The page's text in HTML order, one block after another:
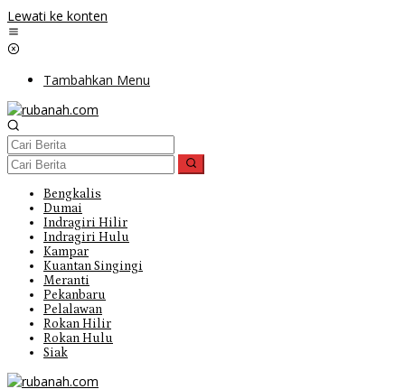
Lewati ke konten
Tambahkan Menu
Bengkalis
Dumai
Indragiri Hilir
Indragiri Hulu
Kampar
Kuantan Singingi
Meranti
Pekanbaru
Pelalawan
Rokan Hilir
Rokan Hulu
Siak